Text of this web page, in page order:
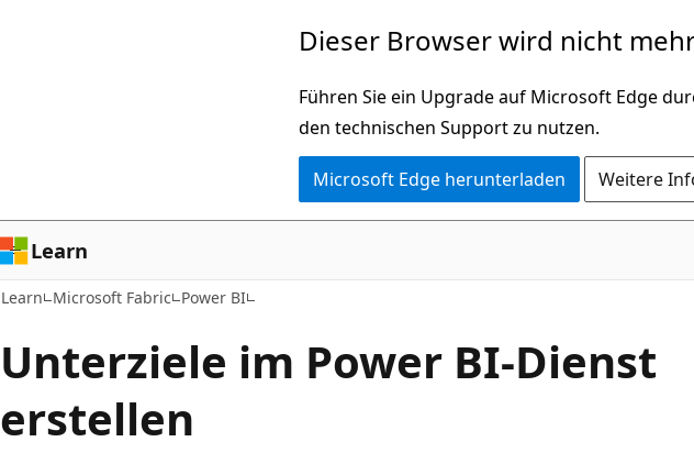
Dieser Browser wird nicht
Führen Sie ein Upgrade auf Microsoft Edge
den technischen Support zu nutzen.
Microsoft Edge herunterladen Weitere
Learn
Learn Microsoft Fabric Power BI
Unterziele im Power BI-Dienst
erstellen